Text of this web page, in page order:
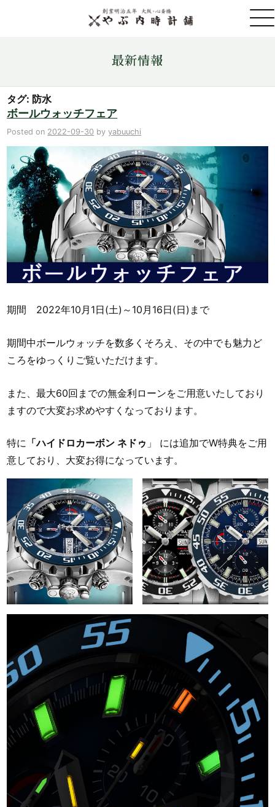
金・プラチナ・コイン売買
店舗情報
最新情報
ONLINE STORE
お問い合わせ
最新情報
タグ: 防水
ボールウォッチフェア
Posted on 2022-09-30 byyabuuchi
期間 2022年10月1日(土)～10月16日(日)まで
期間中ボールウォッチを数多くそろえ、その中でも魅力ど
ころをゆっくりご覧いただけます。
また、最大60回までの無金利ローンをご用意いたしており
ますので大変お求めやすくなっております。
特に 「ハイドロカーボン ネドゥ 」 には追加でW特典をご用
意しており、大変お得になっています。